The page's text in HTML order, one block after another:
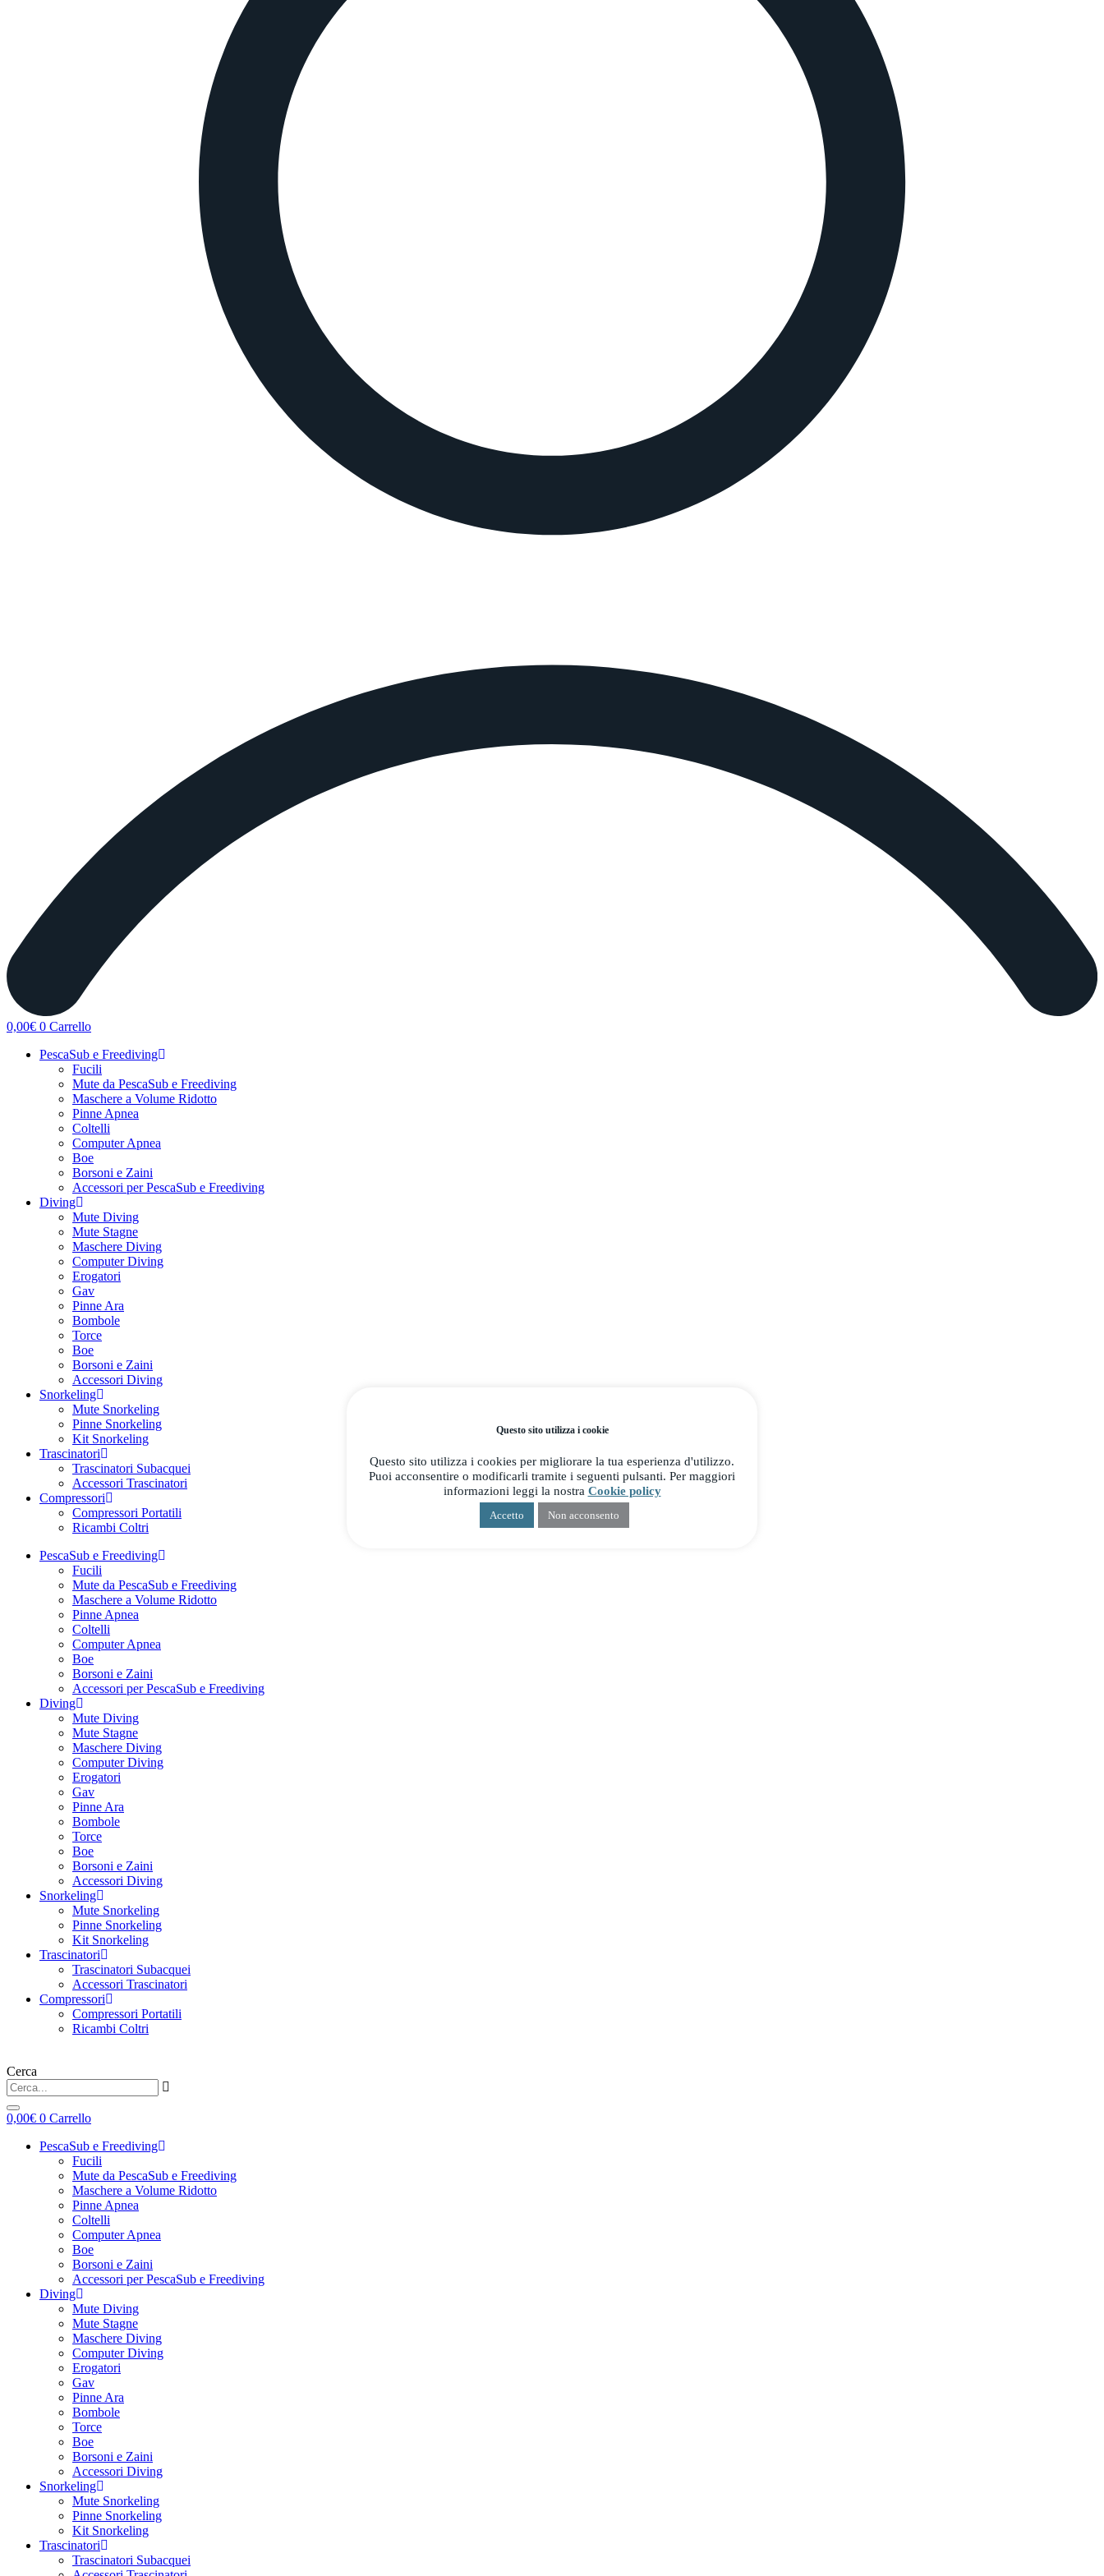
0,00€ 0 Carrello
PescaSub e Freediving
Fucili
Mute da PescaSub e Freediving
Maschere a Volume Ridotto
Pinne Apnea
Coltelli
Computer Apnea
Boe
Borsoni e Zaini
Accessori per PescaSub e Freediving
Diving
Mute Diving
Mute Stagne
Maschere Diving
Computer Diving
Erogatori
Gav
Pinne Ara
Bombole
Torce
Boe
Borsoni e Zaini
Accessori Diving
Snorkeling
Mute Snorkeling
Pinne Snorkeling
Kit Snorkeling
Trascinatori
Trascinatori Subacquei
Accessori Trascinatori
Compressori
Compressori Portatili
Ricambi Coltri
PescaSub e Freediving
Fucili
Mute da PescaSub e Freediving
Maschere a Volume Ridotto
Pinne Apnea
Coltelli
Computer Apnea
Boe
Borsoni e Zaini
Accessori per PescaSub e Freediving
Diving
Mute Diving
Mute Stagne
Maschere Diving
Computer Diving
Erogatori
Gav
Pinne Ara
Bombole
Torce
Boe
Borsoni e Zaini
Accessori Diving
Snorkeling
Mute Snorkeling
Pinne Snorkeling
Kit Snorkeling
Trascinatori
Trascinatori Subacquei
Accessori Trascinatori
Compressori
Compressori Portatili
Ricambi Coltri
Cerca
0,00€ 0 Carrello
PescaSub e Freediving
Fucili
Mute da PescaSub e Freediving
Maschere a Volume Ridotto
Pinne Apnea
Coltelli
Computer Apnea
Boe
Borsoni e Zaini
Accessori per PescaSub e Freediving
Diving
Mute Diving
Mute Stagne
Maschere Diving
Computer Diving
Erogatori
Gav
Pinne Ara
Bombole
Torce
Boe
Borsoni e Zaini
Accessori Diving
Snorkeling
Mute Snorkeling
Pinne Snorkeling
Kit Snorkeling
Trascinatori
Trascinatori Subacquei
Questo sito utilizza i cookie
Questo sito utilizza i cookies per migliorare la tua esperienza d'utilizzo.
Puoi acconsentire o modificarli tramite i seguenti pulsanti. Per maggiori
informazioni leggi la nostra Cookie policy
Accetto Non acconsento